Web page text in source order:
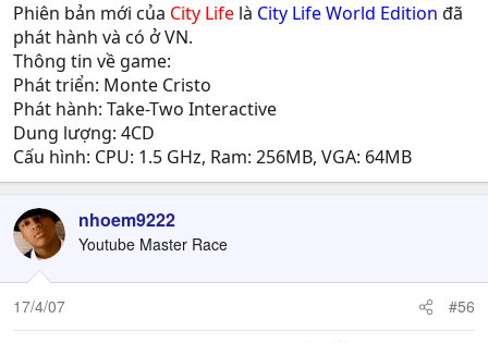
Phiên bản mới của City Life là City Life World Edition đã
phát hành và có ở VN.
Thông tin về game:
Phát triển: Monte Cristo
Phát hành: Take-Two Interactive
Dung lượng: 4CD
Cấu hình: CPU: 1.5 GHz, Ram: 256MB, VGA: 64MB
nhoem9222
Youtube Master Race
17/4/07 #56